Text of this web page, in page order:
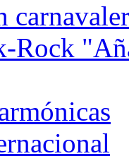
Rock